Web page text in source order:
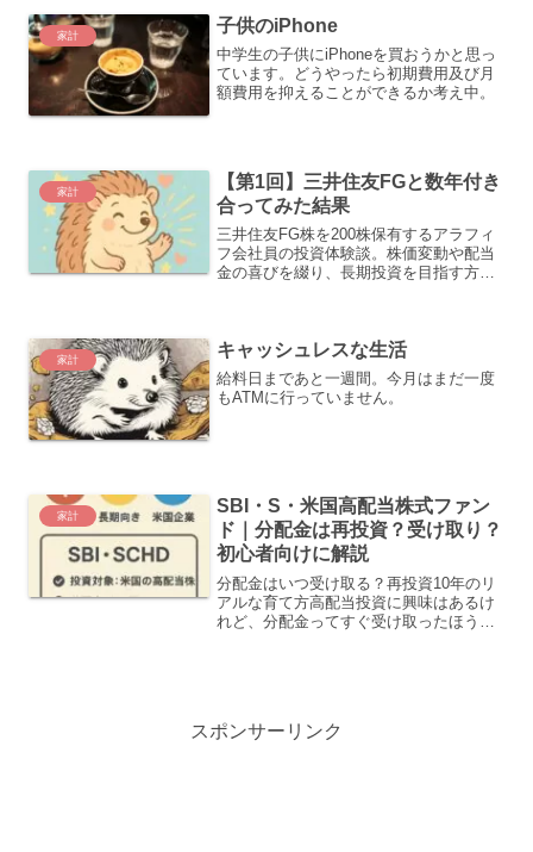
家計 子供のiPhone
中学生の子供にiPhoneを買おうかと思っ
ています。どうやったら初期費用及び月
額費用を抑えることができるか考え中。
家計
【第1回】三井住友FGと数年付き
合ってみた結果
三井住友FG株を200株保有するアラフィ
フ会社員の投資体験談。株価変動や配当
金の喜びを綴り、長期投資を目指す方に
家計 キャッシュレスな生活
給料日まであと一週間。今月はまだ一度
もATMに行っていません。
家計
SBI・S・米国高配当株式ファン
ド｜分配金は再投資？受け取り？
初心者向けに解説
分配金はいつ受け取る？再投資10年のリ
アルな育て方高配当投資に興味はあるけ
れど、分配金ってすぐ受け取ったほうが
スポンサーリンク